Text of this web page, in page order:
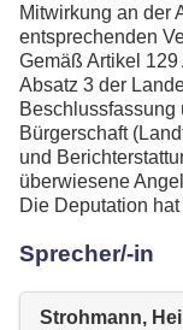
Mitwirkung an der
entsprechenden
Gemäß Artikel
Absatz 3 der
Beschlussfassung
Bürgerschaft
und
überwiesene
Die Deputation
Sprecher/-in
Strohmann,